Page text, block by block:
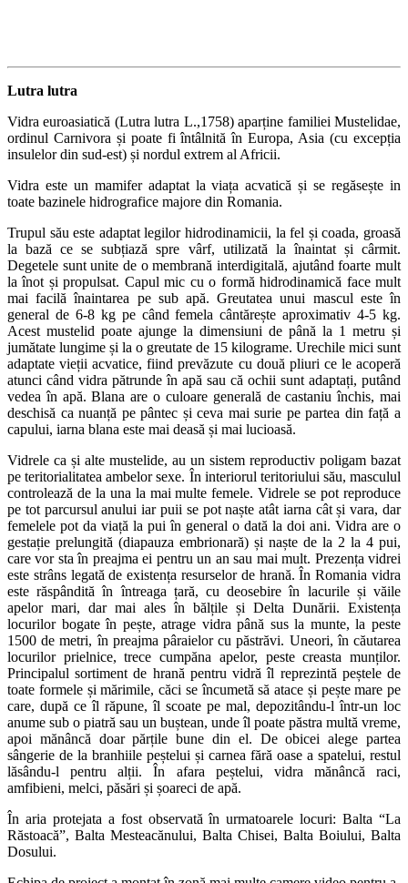
Lutra lutra
Vidra euroasiatică (Lutra lutra L.,1758) aparține familiei Mustelidae,
ordinul Carnivora și poate fi întâlnită în Europa, Asia (cu excepția
insulelor din sud-est) și nordul extrem al Africii.
Vidra este un mamifer adaptat la viața acvatică și se regăsește in
toate bazinele hidrografice majore din Romania.
Trupul său este adaptat legilor hidrodinamicii, la fel și coada, groasă
la bază ce se subțiază spre vârf, utilizată la înaintat și cârmit.
Degetele sunt unite de o membrană interdigitală, ajutând foarte mult
la înot și propulsat. Capul mic cu o formă hidrodinamică face mult
mai facilă înaintarea pe sub apă. Greutatea unui mascul este în
general de 6-8 kg pe când femela cântărește aproximativ 4-5 kg.
Acest mustelid poate ajunge la dimensiuni de până la 1 metru și
jumătate lungime și la o greutate de 15 kilograme. Urechile mici sunt
adaptate vieții acvatice, fiind prevăzute cu două pliuri ce le acoperă
atunci când vidra pătrunde în apă sau că ochii sunt adaptați, putând
vedea în apă. Blana are o culoare generală de castaniu închis, mai
deschisă ca nuanță pe pântec și ceva mai surie pe partea din față a
capului, iarna blana este mai deasă și mai lucioasă.
Vidrele ca și alte mustelide, au un sistem reproductiv poligam bazat
pe teritorialitatea ambelor sexe. În interiorul teritoriului său, masculul
controlează de la una la mai multe femele. Vidrele se pot reproduce
pe tot parcursul anului iar puii se pot naște atât iarna cât și vara, dar
femelele pot da viață la pui în general o dată la doi ani. Vidra are o
gestație prelungită (diapauza embrionară) și naște de la 2 la 4 pui,
care vor sta în preajma ei pentru un an sau mai mult. Prezența vidrei
este strâns legată de existența resurselor de hrană. În Romania vidra
este răspândită în întreaga țară, cu deosebire în lacurile și văile
apelor mari, dar mai ales în bălțile și Delta Dunării. Existența
locurilor bogate în pește, atrage vidra până sus la munte, la peste
1500 de metri, în preajma pâraielor cu păstrăvi. Uneori, în căutarea
locurilor prielnice, trece cumpăna apelor, peste creasta munților.
Principalul sortiment de hrană pentru vidră îl reprezintă peștele de
toate formele și mărimile, căci se încumetă să atace și pește mare pe
care, după ce îl răpune, îl scoate pe mal, depozitându-l într-un loc
anume sub o piatră sau un buștean, unde îl poate păstra multă vreme,
apoi mănâncă doar părțile bune din el. De obicei alege partea
sângerie de la branhiile peștelui și carnea fără oase a spatelui, restul
lăsându-l pentru alții. În afara peștelui, vidra mănâncă raci,
amfibieni, melci, păsări și șoareci de apă.
În aria protejata a fost observată în urmatoarele locuri: Balta “La
Răstoacă”, Balta Mesteacănului, Balta Chisei, Balta Boiului, Balta
Dosului.